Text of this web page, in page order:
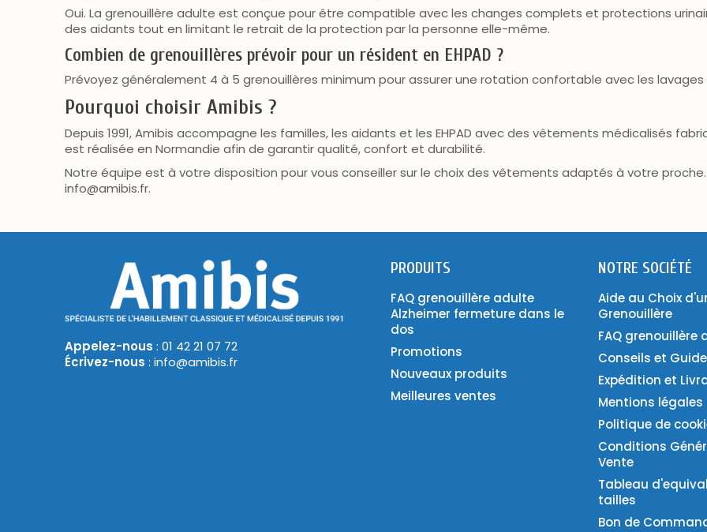
Oui. La grenouillère adulte est conçue pour être compatible avec les changes complets et protections
des aidants tout en limitant le retrait de la protection par la personne elle-même.
Combien de grenouillères prévoir pour un résident en EHPAD ?
Prévoyez généralement 4 à 5 grenouillères minimum pour assurer une rotation confortable avec les
Pourquoi choisir Amibis ?
Depuis 1991, Amibis accompagne les familles, les aidants et les EHPAD avec des vêtements médicalisés
est réalisée en Normandie afin de garantir qualité, confort et durabilité.
Notre équipe est à votre disposition pour vous conseiller sur le choix des vêtements adaptés à votre proche.
info@amibis.fr.
Appelez-nous : 01 42 21 07 72
Écrivez-nous : info@amibis.fr
PRODUITS
FAQ grenouillère adulte
Alzheimer fermeture dans le
dos
Promotions
Nouveaux produits
Meilleures ventes
NOTRE SOCIÉTÉ
Aide au Choix
Grenouillère
FAQ grenouillère
Conseils et
Expédition et
Mentions légales
Politique de
Conditions
Vente
Tableau
tailles
Bon de